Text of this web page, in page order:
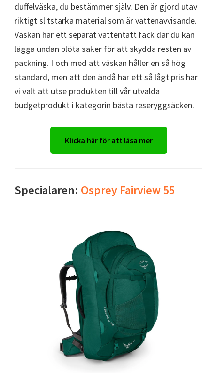
duffelväska, du bestämmer själv. Den är gjord utav
riktigt slitstarka material som är vattenavvisande.
Väskan har ett separat vattentätt fack där du kan
lägga undan blöta saker för att skydda resten av
packning. I och med att väskan håller en så hög
standard, men att den ändå har ett så lågt pris har
vi valt att utse produkten till vår utvalda
budgetprodukt i kategorin bästa reseryggsäcken.
Klicka här för att läsa mer
Specialaren: Osprey Fairview 55